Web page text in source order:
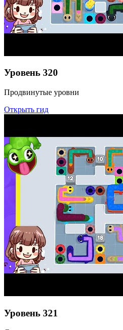
Уровень 320
Продвинутые уровни
Открыть гид
Уровень 321